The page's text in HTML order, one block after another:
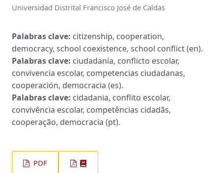
Universidad Distrital Francisco José de Caldas
Palabras clave: citizenship, cooperation,
democracy, school coexistence, school conflict (en).
Palabras clave: ciudadanía, conflicto escolar,
convivencia escolar, competencias ciudadanas,
cooperación, democracia (es).
Palabras clave: cidadania, conflito escolar,
convivência escolar, competências cidadãs,
cooperação, democracia (pt).
PDF